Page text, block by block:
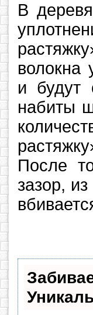
В
волокна
и будут
набиты
После
зазор,